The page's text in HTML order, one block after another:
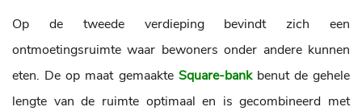
Op de tweede verdieping bevindt zich een
ontmoetingsruimte waar bewoners onder andere kunnen
eten. De op maat gemaakte Square-bankbenut de gehele
lengte van de ruimte optimaal en is gecombineerd met